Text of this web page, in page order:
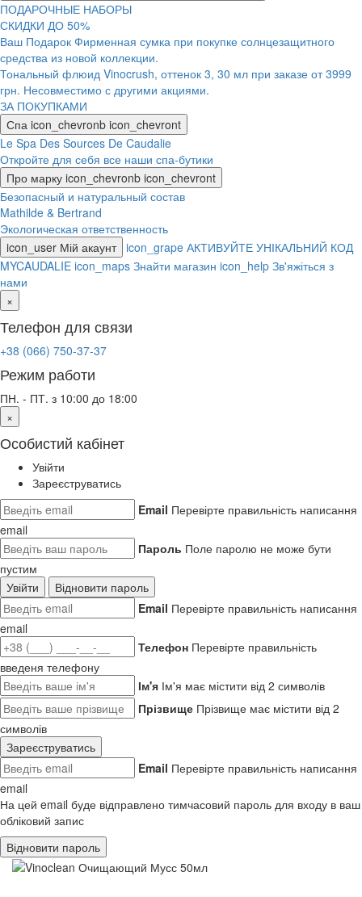
ПОДАРОЧНЫЕ НАБОРЫ
СКИДКИ ДО 50%
Ваш Подарок Фирменная сумка при покупке солнцезащитного
средства из новой коллекции.
Тональный флюид Vinocrush, оттенок 3, 30 мл при заказе от 3999
грн. Несовместимо с другими акциями.
ЗА ПОКУПКАМИ
Спа icon_chevronb icon_chevront
Le Spa Des Sources De Caudalie
Откройте для себя все наши спа-бутики
Про марку icon_chevronb icon_chevront
Безопасный и натуральный состав
Mathilde & Bertrand
Экологическая ответственность
icon_user Мій акаунт icon_grape АКТИВУЙТЕ УНІКАЛЬНИЙ КОД
MYCAUDALIE icon_maps Знайти магазин icon_help Зв'яжіться з
нами
×
Телефон для связи
+38 (066) 750-37-37
Режим работи
ПН. - ПТ. з 10:00 до 18:00
×
Особистий кабінет
Увійти
Зареєструватись
Email Перевірте правильність написання
email
Пароль Поле паролю не може бути
пустим
Увійти
Відновити пароль
Email Перевірте правильність написання
email
Телефон Перевірте правильність
введеня телефону
Ім'я Ім'я має містити від 2 символів
Прізвище Прізвище має містити від 2
символів
Зареєструватись
Email Перевірте правильність написання
email
На цей email буде відправлено тимчасовий пароль для входу в ваш
обліковий запис
Відновити пароль